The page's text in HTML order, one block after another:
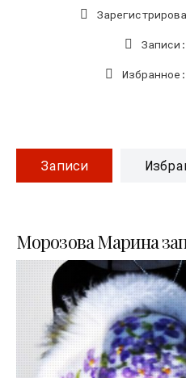
Записи:
Избранное:
Записи
Морозова Марина